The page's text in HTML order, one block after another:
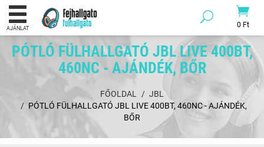
0 Ft
AJÁNLAT
PÓTLÓ FÜLHALLGATÓ JBL LIVE 400BT,
460NC - AJÁNDÉK, BŐR
FŐOLDAL
JBL
PÓTLÓ FÜLHALLGATÓ JBL LIVE 400BT, 460NC - AJÁNDÉK,
BŐR